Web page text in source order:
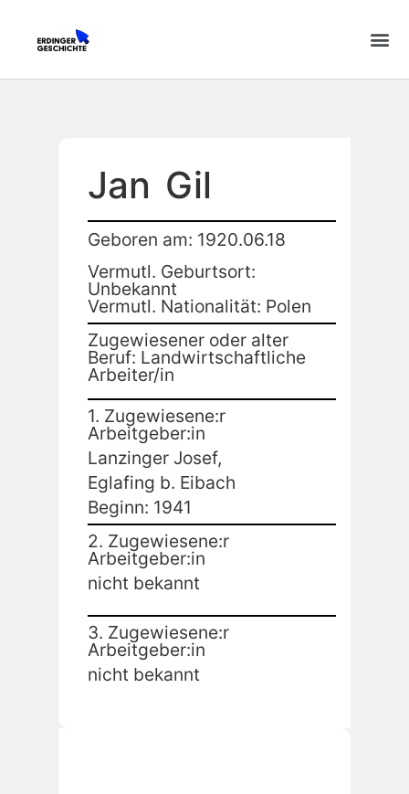
Jan Gil
Geboren am: 1920.06.18
Vermutl. Geburtsort:
Unbekannt
Vermutl. Nationalität: Polen
Zugewiesener oder alter
Beruf: Landwirtschaftliche
Arbeiter/in
1. Zugewiesene:r
Arbeitgeber:in
Lanzinger Josef,
Eglafing b. Eibach
Beginn: 1941
2. Zugewiesene:r
Arbeitgeber:in
nicht bekannt
3. Zugewiesene:r
Arbeitgeber:in
nicht bekannt